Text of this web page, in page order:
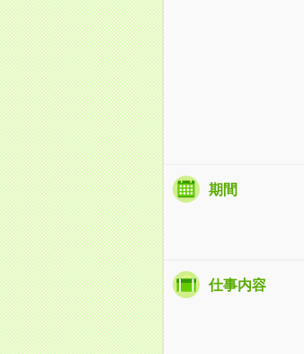
期間
仕事内容